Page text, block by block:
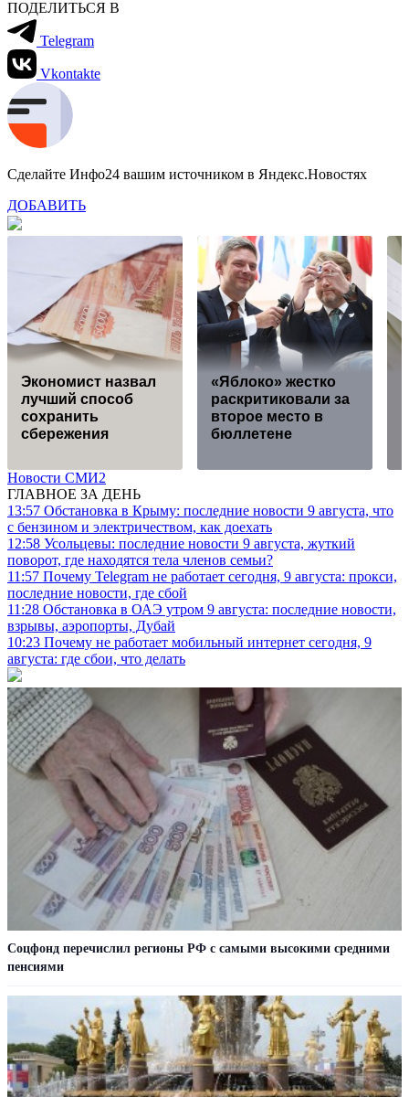
ПОДЕЛИТЬСЯ В
Telegram
Vkontakte
Сделайте Инфо24 вашим источником в Яндекс.Новостях
ДОБАВИТЬ
Экономист назвал
лучший способ
сохранить
сбережения
«Яблоко» жестко
раскритиковали за
второе место в
бюллетене
Новости СМИ2
ГЛАВНОЕ ЗА ДЕНЬ
13:57 Обстановка в Крыму: последние новости 9 августа, что
с бензином и электричеством, как доехать
12:58 Усольцевы: последние новости 9 августа, жуткий
поворот, где находятся тела членов семьи?
11:57 Почему Telegram не работает сегодня, 9 августа: прокси,
последние новости, где сбой
11:28 Обстановка в ОАЭ утром 9 августа: последние новости,
взрывы, аэропорты, Дубай
10:23 Почему не работает мобильный интернет сегодня, 9
августа: где сбои, что делать
Соцфонд перечислил регионы РФ с самыми высокими средними
пенсиями